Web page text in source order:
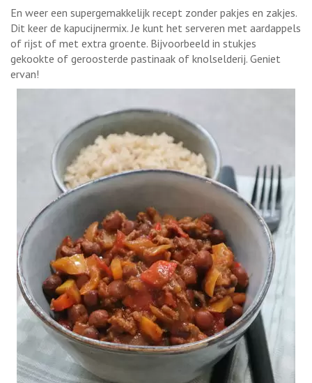
En weer een supergemakkelijk recept zonder pakjes en zakjes.
Dit keer de kapucijnermix. Je kunt het serveren met aardappels
of rijst of met extra groente. Bijvoorbeeld in stukjes
gekookte of geroosterde pastinaak of knolselderij. Geniet
ervan!